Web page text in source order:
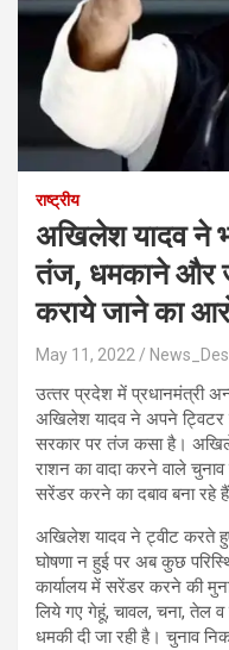
राष्ट्रीय
अख‍िलेश यादव ने
तंज, धमकाने और
कराये जाने का
May 11, 2022
उत्‍तर प्रदेश में प्रधानमंत्री
अख‍िलेश यादव ने अपने ट्विटर
सरकार पर तंज कसा है।
राशन का वादा करने वाले
सरेंडर करने का दबाव बना रहे
अख‍िलेश यादव ने ट्वीट करते
घोषणा न हुई पर अब कुछ
कार्यालय में सरेंडर करने की
लिये गए गेहूं, चावल, चना, तेल
धमकी दी जा रही है। चुनाव